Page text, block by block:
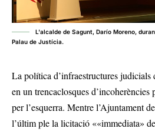
L'alcalde de Sagunt, Darío Moreno,
Palau de Justícia.
La política d’infraestructures judicials
en un trencaclosques
per l’esquerra. Mentre l’Ajuntament
l’últim ple la licitació ««immediata»